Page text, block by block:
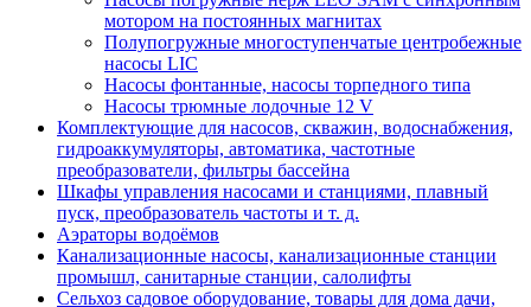
мотором на постоянных магнитах
Полупогружные многоступенчатые центробежные
насосы LIC
Насосы фонтанные, насосы торпедного типа
Насосы трюмные лодочные 12 V
Комплектующие для насосов, скважин, водоснабжения,
гидроаккумуляторы, автоматика, частотные
преобразователи, фильтры бассейна
Шкафы управления насосами и станциями, плавный
пуск, преобразователь частоты и т. д.
Аэраторы водоёмов
Канализационные насосы, канализационные станции
промышл, санитарные станции, салолифты
Сельхоз садовое оборудование, товары для дома дачи,